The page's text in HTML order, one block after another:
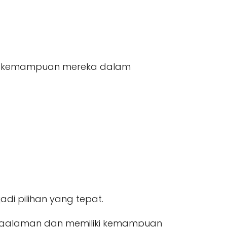
kemampuan mereka dalam
pilihan yang tepat.
dan memiliki kemampuan